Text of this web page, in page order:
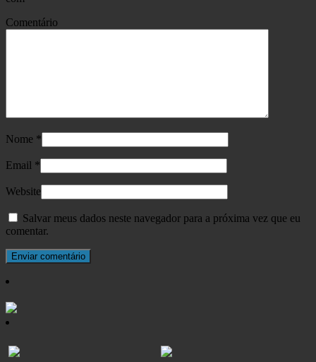
Comentário
Nome *
Email *
Website
Salvar meus dados neste navegador para a próxima vez que eu
comentar.